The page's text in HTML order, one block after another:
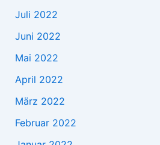
Juli 2022
Juni 2022
Mai 2022
April 2022
März 2022
Februar 2022